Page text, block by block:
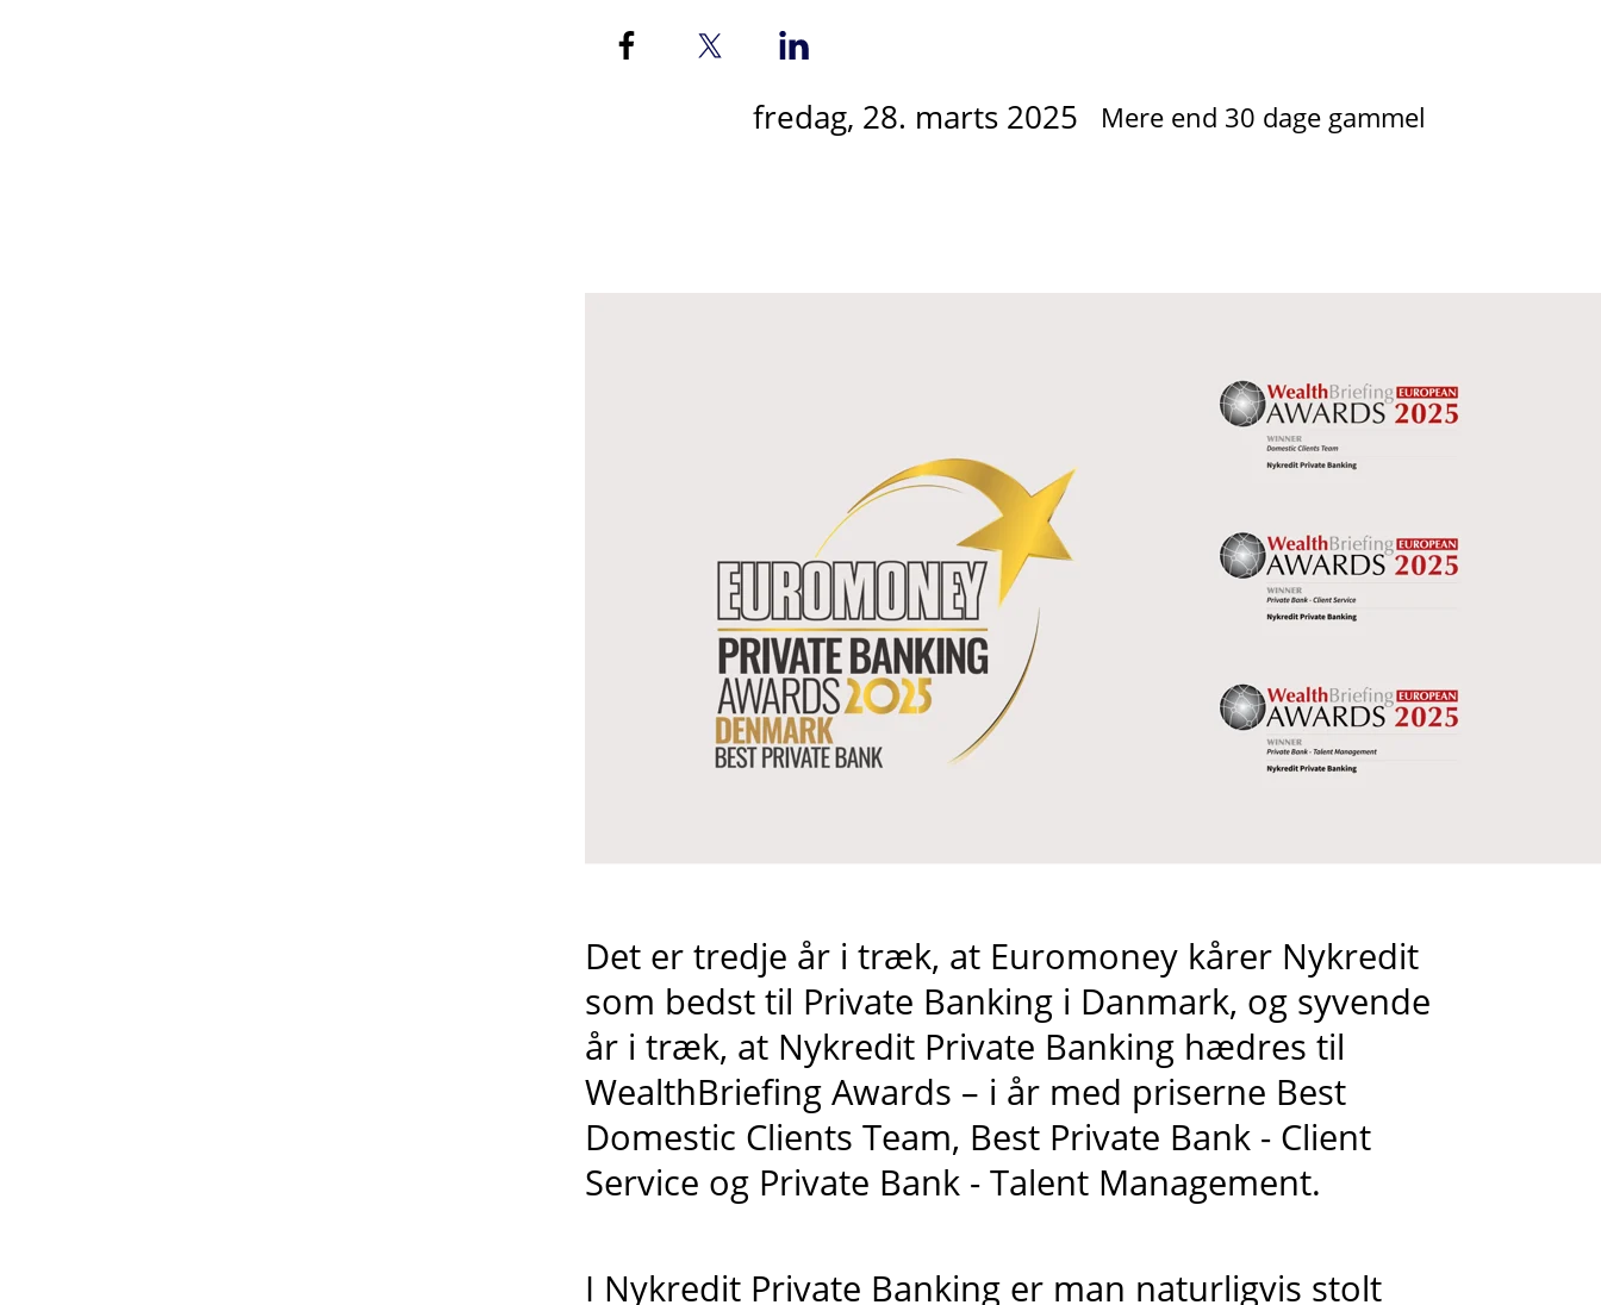
fredag, 28. marts 2025 Mere end 30 dage gammel
Det er tredje år i træk, at Euromoney kårer Nykredit
som bedst til Private Banking i Danmark, og syvende
år i træk, at Nykredit Private Banking hædres til
WealthBriefing Awards – i år med priserne Best
Domestic Clients Team, Best Private Bank - Client
Service og Private Bank - Talent Management.
I Nykredit Private Banking er man naturligvis stolt